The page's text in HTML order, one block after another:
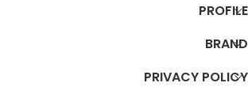
PROFILE
BRAND
PRIVACY POLICY